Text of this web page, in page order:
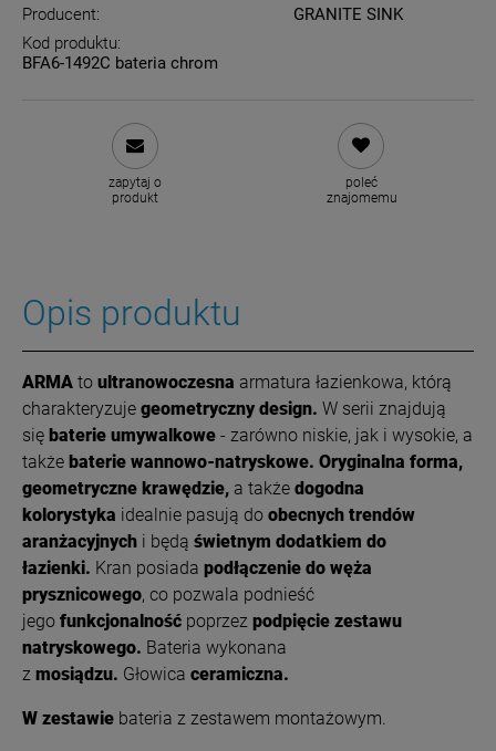
Producent:
GRANITE SINK
Kod produktu:
BFA6-1492C bateria chrom
zapytaj o
produkt
poleć
znajomemu
Opis produktu
ARMA to ultranowoczesna armatura łazienkowa, którą
charakteryzuje geometryczny design. W serii znajdują
się baterie umywalkowe - zarówno niskie, jak i wysokie, a
także baterie wannowo-natryskowe. Oryginalna forma,
geometryczne krawędzie, a także dogodna
kolorystyka idealnie pasują do obecnych trendów
aranżacyjnych i będą świetnym dodatkiem do
łazienki. Kran posiada podłączenie do węża
prysznicowego, co pozwala podnieść
jego funkcjonalność poprzez podpięcie zestawu
natryskowego. Bateria wykonana
z mosiądzu. Głowica ceramiczna.
W zestawie bateria z zestawem montażowym.